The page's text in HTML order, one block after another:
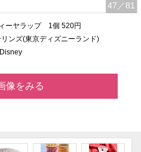
47 ／81
ーヤラップ 1個 520円
リンズ(東京ディズニーランド)
像をみる